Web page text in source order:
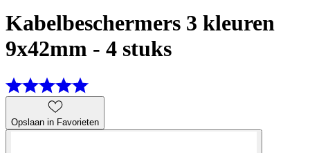
Kabelbeschermers 3 kleuren
9x42mm - 4 stuks
Opslaan in Favorieten